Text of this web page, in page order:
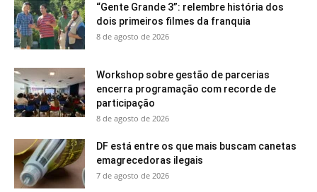
“Gente Grande 3”: relembre história dos
dois primeiros filmes da franquia
8 de agosto de 2026
Workshop sobre gestão de parcerias
encerra programação com recorde de
participação
8 de agosto de 2026
DF está entre os que mais buscam canetas
emagrecedoras ilegais
7 de agosto de 2026